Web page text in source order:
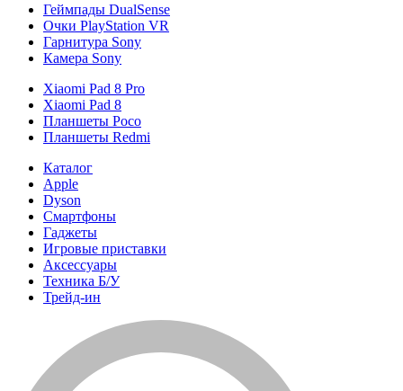
Геймпады DualSense
Очки PlayStation VR
Гарнитура Sony
Камера Sony
Xiaomi Pad 8 Pro
Xiaomi Pad 8
Планшеты Poco
Планшеты Redmi
Каталог
Apple
Dyson
Смартфоны
Гаджеты
Игровые приставки
Аксессуары
Техника Б/У
Трейд-ин